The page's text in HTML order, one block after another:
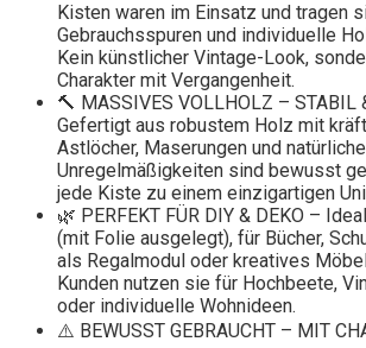
Kisten waren im Einsatz und tragen
Gebrauchsspuren und individuelle
Kein künstlicher Vintage-Look,
Charakter mit Vergangenheit.
🔨 MASSIVES VOLLHOLZ – STABIL
Gefertigt aus robustem Holz mit
Astlöcher, Maserungen und natürliche
Unregelmäßigkeiten sind bewusst
jede Kiste zu einem einzigartigen
🌿 PERFEKT FÜR DIY & DEKO –
(mit Folie ausgelegt), für Bücher,
als Regalmodul oder kreatives
Kunden nutzen sie für Hochbeete,
oder individuelle Wohnideen.
⚠️ BEWUSST GEBRAUCHT – MIT